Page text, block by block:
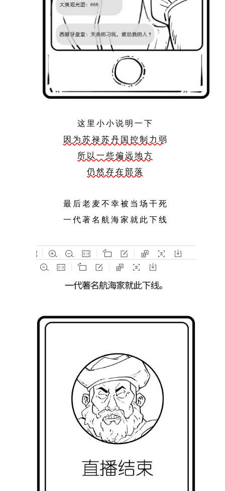
这里小小说明一下
因为苏禄苏丹国控制力弱
所以一些偏远地方
仍然存在部落
最后老麦不幸被当场干死
一代著名航海家就此下线